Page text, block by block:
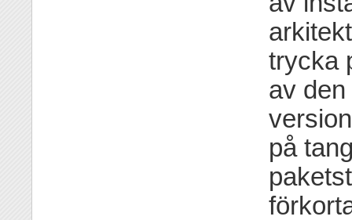
trycka
av
på